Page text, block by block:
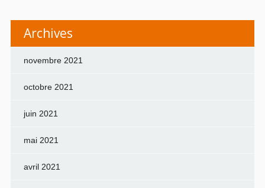
Archives
novembre 2021
octobre 2021
juin 2021
mai 2021
avril 2021